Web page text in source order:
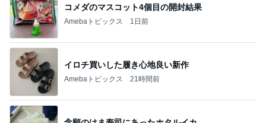
コメダのマスコット4個目の開封結果
Amebaトピックス 1日前
イロチ買いした履き心地良い新作
Amebaトピックス 21時間前